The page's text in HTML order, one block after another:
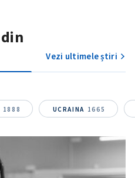
din
Vezi ultimele știri
1888 UCRAINA 1665